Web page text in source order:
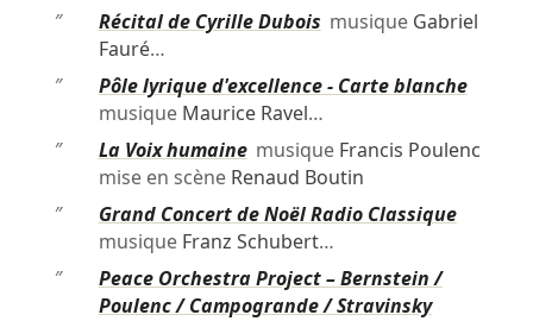
″
Récital de Cyrille Dubois musique Gabriel
Fauré…
″
Pôle lyrique d'excellence - Carte blanche
musique Maurice Ravel…
″
La Voix humainemusique Francis Poulenc
mise en scène Renaud Boutin
″
Grand Concert de Noël Radio Classique
musique Franz Schubert…
″
Peace Orchestra Project – Bernstein /
Poulenc / Campogrande / Stravinsky